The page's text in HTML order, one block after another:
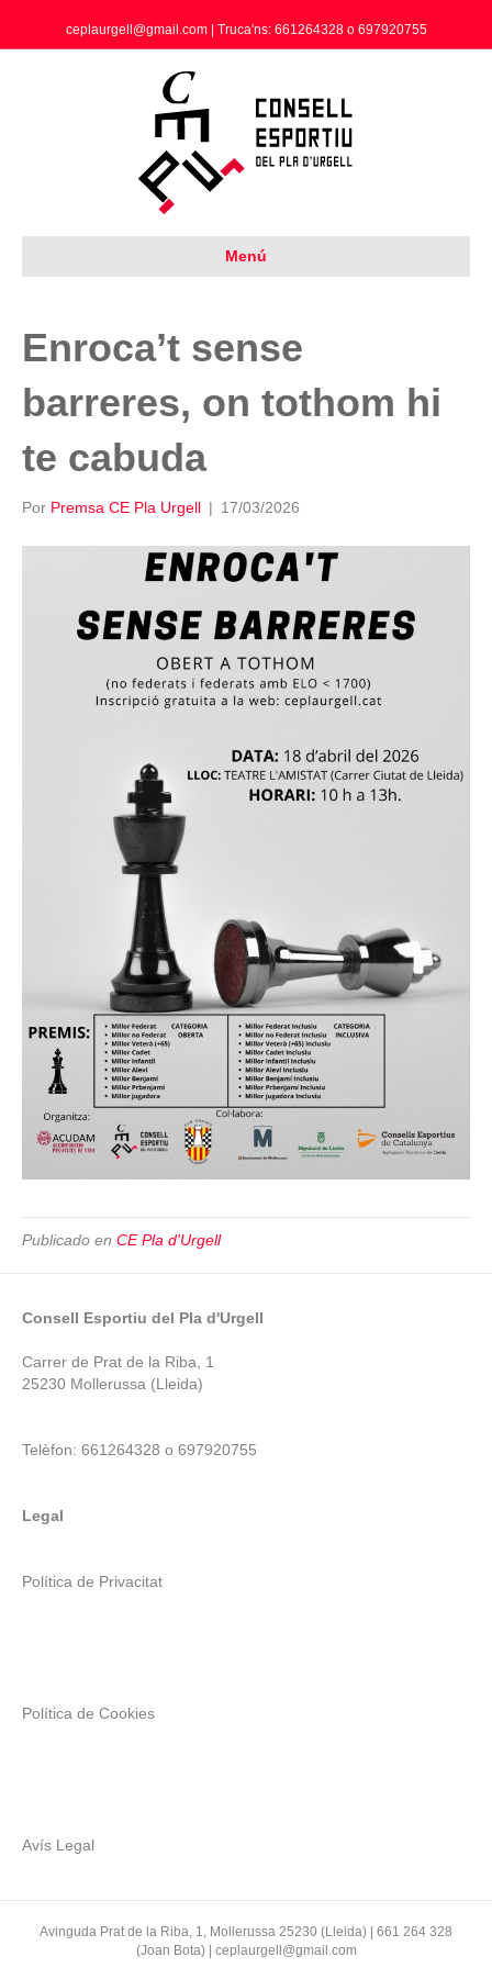
ceplaurgell@gmail.com | Truca'ns: 661264328 o 697920755
Menú
Enroca’t sense
barreres, on tothom hi
te cabuda
Por Premsa CE Pla Urgell | 17/03/2026
Publicado en CE Pla d'Urgell
Consell Esportiu del Pla d'Urgell
Carrer de Prat de la Riba, 1
25230 Mollerussa (Lleida)
Telèfon: 661264328 o 697920755
Legal
Política de Privacitat
Política de Cookies
Avís Legal
Avinguda Prat de la Riba, 1, Mollerussa 25230 (Lleida) | 661 264 328
(Joan Bota) | ceplaurgell@gmail.com